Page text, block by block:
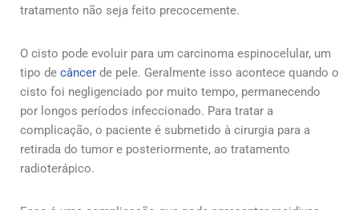
tratamento não seja feito precocemente.
O cisto pode evoluir para um carcinoma espinocelular, um
tipo de câncer de pele. Geralmente isso acontece quando o
cisto foi negligenciado por muito tempo, permanecendo
por longos períodos infeccionado. Para tratar a
complicação, o paciente é submetido à cirurgia para a
retirada do tumor e posteriormente, ao tratamento
radioterápico.